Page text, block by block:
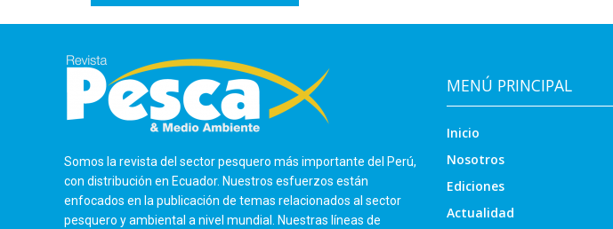
Somos la revista del sector pesquero más importante del Perú,
con distribución en Ecuador. Nuestros esfuerzos están
enfocados en la publicación de temas relacionados al sector
pesquero y ambiental a nivel mundial. Nuestras líneas de
MENÚ PRINCIPAL
Inicio
Nosotros
Ediciones
Actualidad